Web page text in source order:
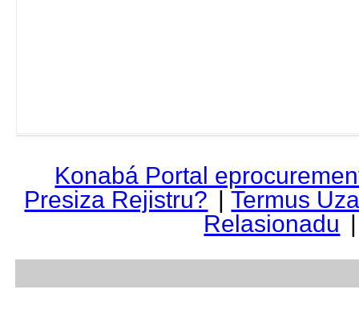
Konabá Portal
Presiza Rejistru? |Termus
Relasionadu